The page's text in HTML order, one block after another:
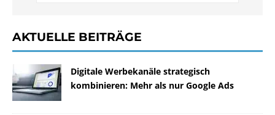
AKTUELLE BEITRÄGE
Digitale Werbekanäle strategisch
kombinieren: Mehr als nur Google Ads